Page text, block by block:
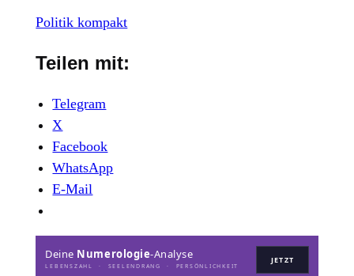
Politik kompakt
Teilen mit:
Telegram
X
Facebook
WhatsApp
E-Mail
Deine Numerologie-Analyse
LEBENSZAHL · SEELENDRANG · PERSÖNLICHKEIT
JETZT